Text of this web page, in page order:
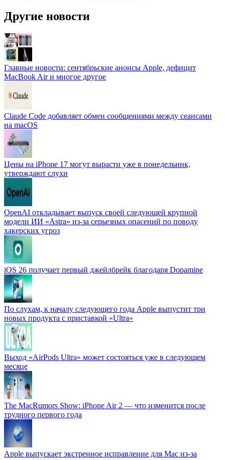
Другие новости
Главные новости: сентябрьские анонсы Apple, дефицит
MacBook Air и многое другое
Claude Code добавляет обмен сообщениями между сеансами
на macOS
Цены на iPhone 17 могут вырасти уже в понедельник,
утверждают слухи
OpenAI откладывает выпуск своей следующей крупной
модели ИИ «Astra» из-за серьезных опасений по поводу
хакерских угроз
iOS 26 получает первый джейлбрейк благодаря Dopamine
По слухам, к началу следующего года Apple выпустит три
новых продукта с приставкой «Ultra»
Выход «AirPods Ultra» может состояться уже в следующем
месяце
The MacRumors Show: iPhone Air 2 — что изменится после
трудного первого года
Apple выпускает экстренное исправление для Mac из-за